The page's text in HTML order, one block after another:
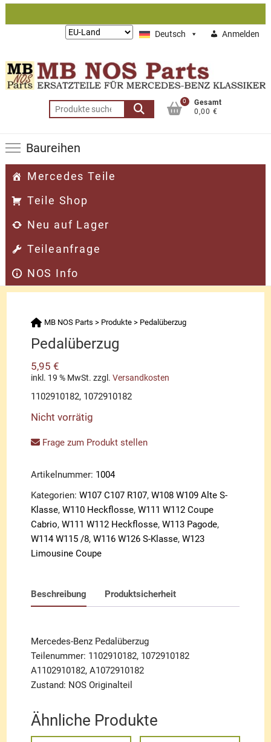
Zum
Deutsch Anmelden
Lieferung
Suchen
nach:
0
Gesamt
0,00 €
Baureihen
Mercedes Teile
Teile Shop
Neu auf Lager
Teileanfrage
NOS Info
MB NOS Parts > Produkte > Pedalüberzug
Pedalüberzug
5,95€
inkl. 19 % MwSt. zzgl.Versandkosten
1102910182, 1072910182
Nicht vorrätig
Frage zum Produkt stellen
Artikelnummer: 1004
Kategorien:W107 C107 R107,W108 W109 Alte S-
Klasse,W110 Heckflosse,W111 W112 Coupe
Cabrio,W111 W112 Heckflosse,W113 Pagode,
W114 W115 /8,W116 W126 S-Klasse,W123
Limousine Coupe
Beschreibung Produktsicherheit
Mercedes-Benz Pedalüberzug
Teilenummer: 1102910182, 1072910182
A1102910182, A1072910182
Zustand: NOS Originalteil
Ähnliche Produkte